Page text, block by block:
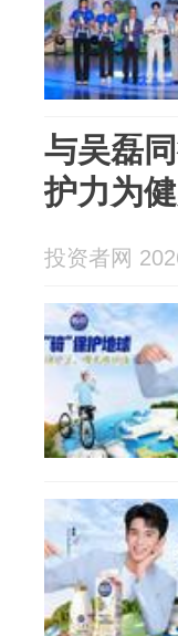
与吴磊
护力为
投资者网